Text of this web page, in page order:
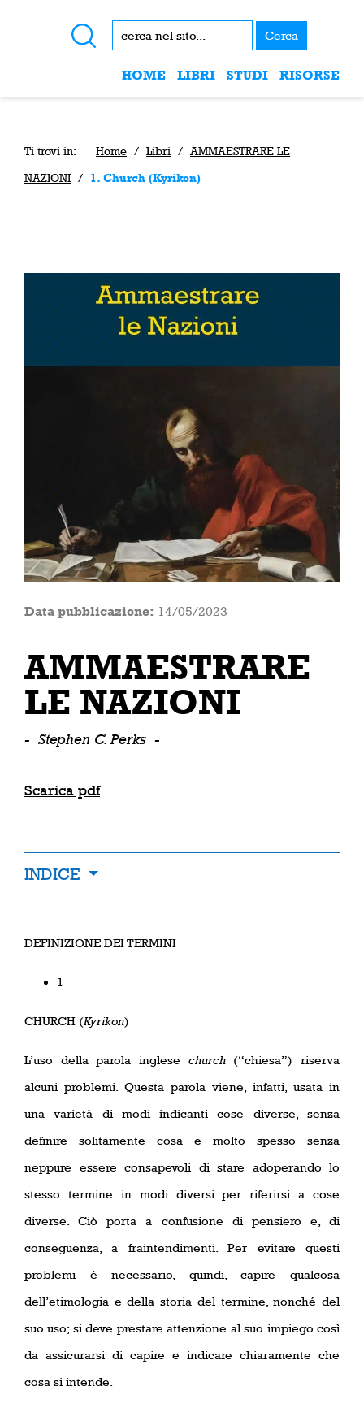
Cerca
HOME LIBRI STUDI RISORSE
Ti trovi in: Home / Libri / AMMAESTRARE LE
NAZIONI / 1. Church (Kyrikon)
Data pubblicazione: 14/05/2023
AMMAESTRARE
LE NAZIONI
- Stephen C. Perks -
Scarica pdf
INDICE
DEFINIZIONE DEI TERMINI
1
CHURCH (Kyrikon)
L’uso della parola inglese church(“chiesa”) riserva
alcuni problemi. Questa parola viene, infatti, usata in
una varietà di modi indicanti cose diverse, senza
definire solitamente cosa e molto spesso senza
neppure essere consapevoli di stare adoperando lo
stesso termine in modi diversi per riferirsi a cose
diverse. Ciò porta a confusione di pensiero e, di
conseguenza, a fraintendimenti. Per evitare questi
problemi è necessario, quindi, capire qualcosa
dell’etimologia e della storia del termine, nonché del
suo uso; si deve prestare attenzione al suo impiego così
da assicurarsi di capire e indicare chiaramente che
cosa si intende.